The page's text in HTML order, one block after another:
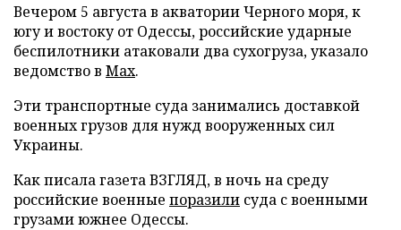
Вечером 5 августа в акватории Черного моря, к
югу и востоку от Одессы, российские ударные
беспилотники атаковали два сухогруза, указало
ведомство в Max.
Эти транспортные суда занимались доставкой
военных грузов для нужд вооруженных сил
Украины.
Как писала газета ВЗГЛЯД, в ночь на среду
российские военные поразили суда с военными
грузами южнее Одессы.